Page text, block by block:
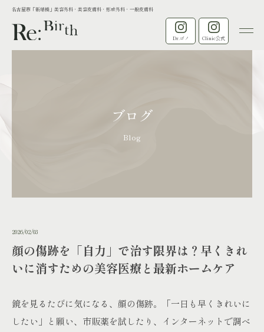
名古屋市「新瑞橋」美容外科・美容皮膚科・形成外科・一般皮膚科
ブログ
Blog
2026/02/03
顔の傷跡を「自力」で治す限界は？早くきれ
いに消すための美容医療と最新ホームケア
鏡を見るたびに気になる、顔の傷跡。「一日も早くきれいに
したい」と願い、市販薬を試したり、インターネットで調べ
Dr.ゴノ Clinic公式